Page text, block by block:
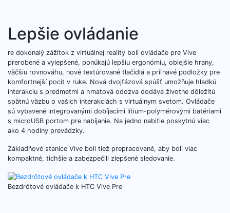
Lepšie ovládanie
re dokonalý zážitok z virtuálnej reality boli ovládače pre Vive
prerobené a vylepšené, ponúkajú lepšiu ergonómiu, oblejšie hrany,
väčšiu rovnováhu, nové textúrované tlačidlá a priľnavé podložky pre
komfortnejší pocit v ruke. Nová dvojfázová spúšť umožňuje hladkú
interakciu s predmetmi a hmatová odozva dodáva životne dôležitú
spätnú väzbu o vašich interakciách s virtuálnym svetom. Ovládače
sú vybavené integrovanými dobíjacími lítium-polymérovými batériami
s microUSB portom pre nabíjanie. Na jedno nabitie poskytnú viac
ako 4 hodiny prevádzky.
Základňové stanice Vive boli tiež prepracované, aby boli viac
kompaktné, tichšie a zabezpečili zlepšené sledovanie.
Bezdrôtové ovládače k HTC Vive Pre